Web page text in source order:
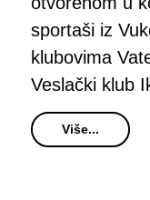
sportaši iz
klubovima
Veslački klub
Više...